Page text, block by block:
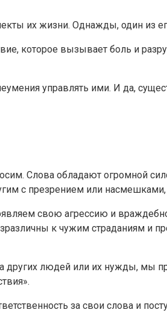
их жизни. Однажды, один из
которое вызывает боль и
управлять ими. И да,
Слова обладают огромной
с презрением или
свою агрессию и
к чужим страданиям и
других людей или их нужды, мы
за свои слова и